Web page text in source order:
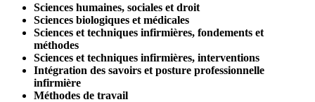
Sciences humaines, sociales et droit
Sciences biologiques et médicales
Sciences et techniques infirmières, fondements et
méthodes
Sciences et techniques infirmières, interventions
Intégration des savoirs et posture professionnelle
infirmière
Méthodes de travail